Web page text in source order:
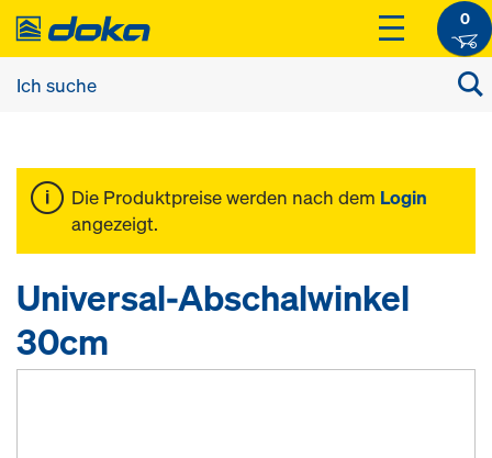
0
Die Produktpreise werden nach dem Login
angezeigt.
Universal-Abschalwinkel
30cm